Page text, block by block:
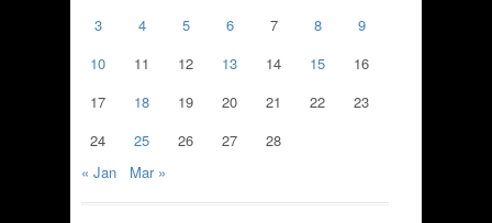
3
4 5 6 7 8
9
10
11 12 13 14 15
16
17
18 19 20 21 22
23
24
25 26 27
28
« Jan
Mar »